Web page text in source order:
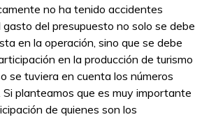
no ha tenido accidentes
gasto del presupuesto no solo se debe
en la operación, sino que se debe
en la producción de turismo
se tuviera en cuenta los números
planteamos que es muy importante
de quienes son los